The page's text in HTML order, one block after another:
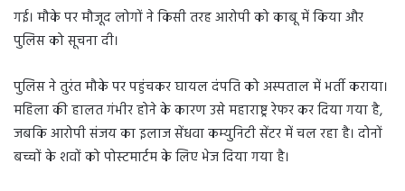
गई। मौके पर मौजूद लोगों ने किसी तरह आरोपी को काबू में किया और
पुलिस को सूचना दी।
पुलिस ने तुरंत मौके पर पहुंचकर घायल दंपति को अस्पताल में भर्ती कराया।
महिला की हालत गंभीर होने के कारण उसे महाराष्ट्र रेफर कर दिया गया है,
जबकि आरोपी संजय का इलाज सेंधवा कम्युनिटी सेंटर में चल रहा है। दोनों
बच्चों के शवों को पोस्टमार्टम के लिए भेज दिया गया है।